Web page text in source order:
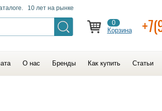
10 лет на рынке
0
Корзина
О нас Бренды Как купить Статьи